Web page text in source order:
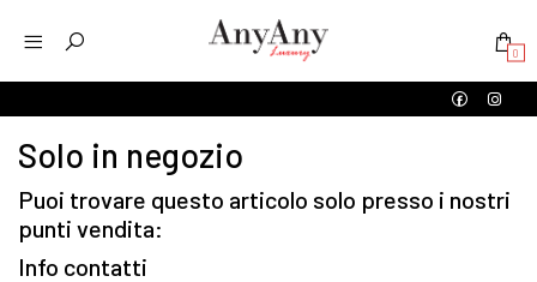
0
Solo in negozio
Puoi trovare questo articolo solo presso i nostri
punti vendita:
Info contatti